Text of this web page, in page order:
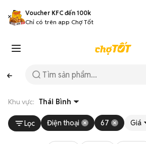
Voucher KFC đến 100k
Chỉ có trên app Chợ Tốt
Khu vực: Thái Bình
Lọc Điện thoại 67 Giá